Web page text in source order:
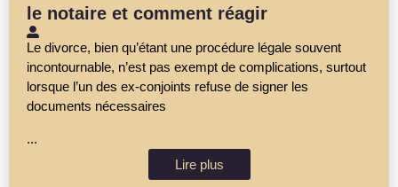
le notaire et comment réagir
Le divorce, bien qu’étant une procédure légale souvent
incontournable, n’est pas exempt de complications, surtout
lorsque l’un des ex-conjoints refuse de signer les
documents nécessaires
...
Lire plus